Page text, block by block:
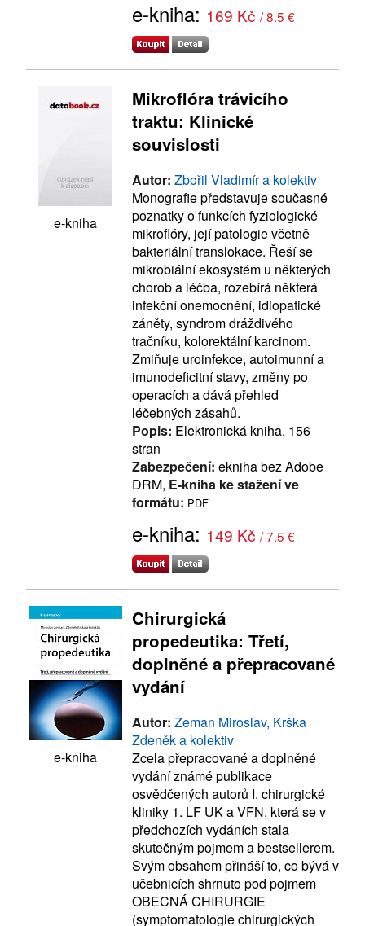
e-kniha: 169 Kč / 8.5 €
e-kniha
Mikroflóra trávicího
traktu: Klinické
souvislosti
Autor: Zbořil Vladimír a kolektiv
Monografie představuje současné
poznatky o funkcích fyziologické
mikroflóry, její patologie včetně
bakteriální translokace. Řeší se
mikrobiální ekosystém u některých
chorob a léčba, rozebírá některá
infekční onemocnění, idiopatické
záněty, syndrom dráždivého
tračníku, kolorektální karcinom.
Zmiňuje uroinfekce, autoimunní a
imunodeficitní stavy, změny po
operacích a dává přehled
léčebných zásahů.
Popis: Elektronická kniha, 156
stran
Zabezpečení: ekniha bez Adobe
DRM, E-kniha ke stažení ve
formátu: PDF
e-kniha: 149 Kč / 7.5 €
e-kniha
Chirurgická
propedeutika: Třetí,
doplněné a přepracované
vydání
Autor: Zeman Miroslav, Krška
Zdeněk a kolektiv
Zcela přepracované a doplněné
vydání známé publikace
osvědčených autorů I. chirurgické
kliniky 1. LF UK a VFN, která se v
předchozích vydáních stala
skutečným pojmem a bestsellerem.
Svým obsahem přináší to, co bývá v
učebnicích shrnuto pod pojmem
OBECNÁ CHIRURGIE
(symptomatologie chirurgických